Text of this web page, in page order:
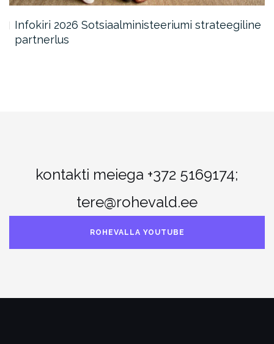
Infokiri 2026 Sotsiaalministeeriumi strateegiline
partnerlus
kontakti meiega +372 5169174;
tere@rohevald.ee
ROHEVALLA YOUTUBE